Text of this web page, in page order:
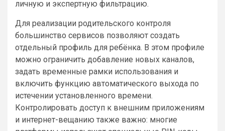
личную и экспертную фильтрацию.
Для реализации родительского контроля
большинство сервисов позволяют создать
отдельный профиль для ребёнка. В этом профиле
можно ограничить добавление новых каналов,
задать временные рамки использования и
включить функцию автоматического выхода по
истечении установленного времени.
Контролировать доступ к внешним приложениям
и интернет-вещанию также важно: многие